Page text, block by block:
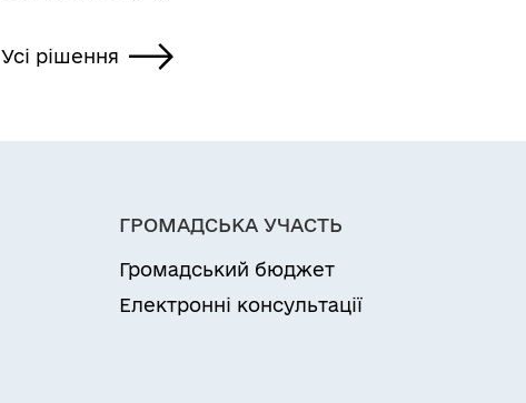
Усі рішення
ГРОМАДСЬКА УЧАСТЬ
Громадський бюджет
Електронні консультації